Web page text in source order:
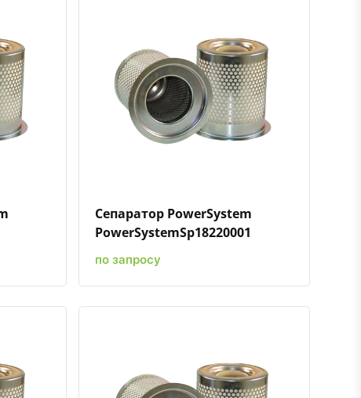
в избранное Быстрый просмотрДобавить к сравнению
Добавить в избранное
Сепаратор PowerSystem
PowerSystemSp18220001
по запросу